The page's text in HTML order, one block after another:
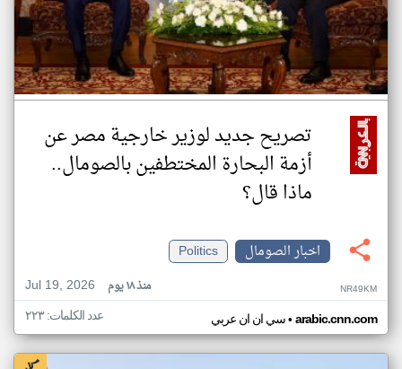
تصريح جديد لوزير خارجية مصر عن
أزمة البحارة المختطفين بالصومال..
ماذا قال؟
اخبار الصومال
Politics
Jul 19, 2026
منذ ١٨ يوم NR49KM
سي ان ان عربي• arabic.cnn.com عدد الكلمات: ٢٢٣